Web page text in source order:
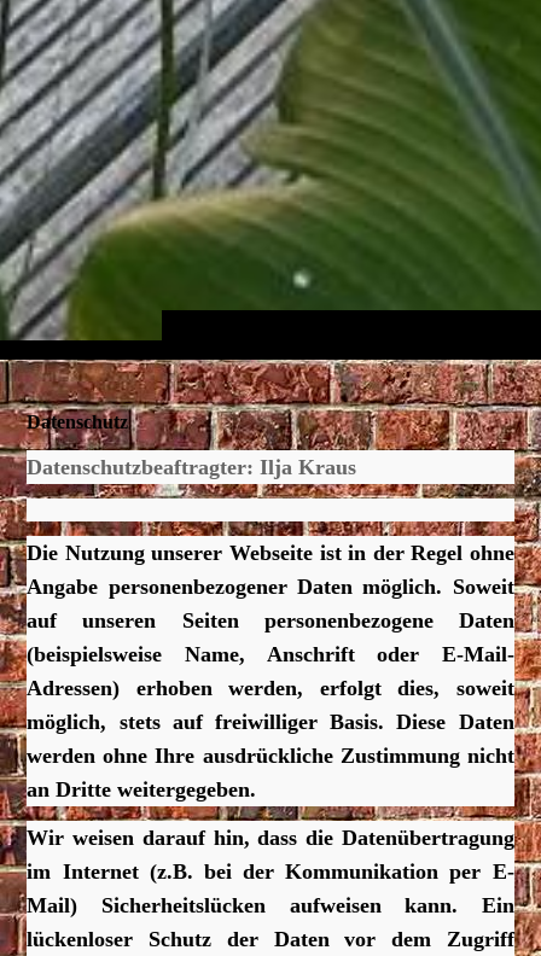
Datenschutz
Datenschutzbeaftragter: Ilja Kraus
Die Nutzung unserer Webseite ist in der Regel ohne
Angabe personenbezogener Daten möglich. Soweit
auf unseren Seiten personenbezogene Daten
(beispielsweise Name, Anschrift oder E-Mail-
Adressen) erhoben werden, erfolgt dies, soweit
möglich, stets auf freiwilliger Basis. Diese Daten
werden ohne Ihre ausdrückliche Zustimmung nicht
an Dritte weitergegeben.
Wir weisen darauf hin, dass die Datenübertragung
im Internet (z.B. bei der Kommunikation per E-
Mail) Sicherheitslücken aufweisen kann. Ein
lückenloser Schutz der Daten vor dem Zugriff